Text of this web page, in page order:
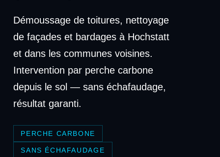
Démoussage de toitures, nettoyage
de façades et bardages à Hochstatt
et dans les communes voisines.
Intervention par perche carbone
depuis le sol — sans échafaudage,
résultat garanti.
PERCHE CARBONE
SANS ÉCHAFAUDAGE